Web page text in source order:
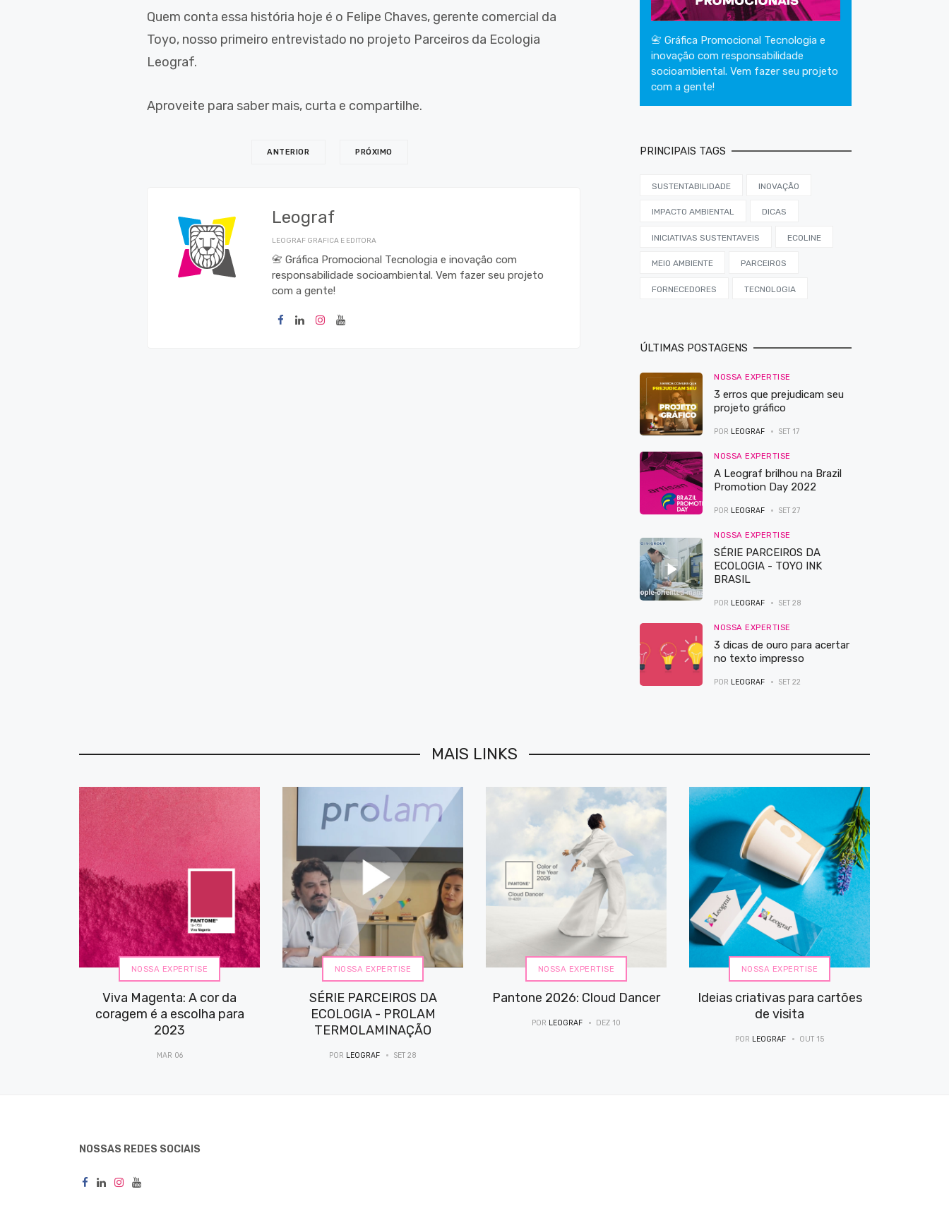
Quem conta essa história hoje é o Felipe Chaves, gerente comercial da
Toyo, nosso primeiro entrevistado no projeto Parceiros da Ecologia
Leograf.
Aproveite para saber mais, curta e compartilhe.
ANTERIOR PRÓXIMO
Leograf
LEOGRAF GRAFICA E EDITORA
📇 Gráfica Promocional Tecnologia e inovação com
responsabilidade socioambiental. Vem fazer seu projeto
com a gente!
📇 Gráfica Promocional Tecnologia e
inovação com responsabilidade
socioambiental. Vem fazer seu projeto
com a gente!
PRINCIPAIS TAGS
SUSTENTABILIDADE INOVAÇÃO
IMPACTO AMBIENTAL DICAS
INICIATIVAS SUSTENTAVEIS ECOLINE
MEIO AMBIENTE PARCEIROS
FORNECEDORES TECNOLOGIA
ÚLTIMAS POSTAGENS
NOSSA EXPERTISE
3 erros que prejudicam seu
projeto gráfico
POR LEOGRAF SET 17
NOSSA EXPERTISE
A Leograf brilhou na Brazil
Promotion Day 2022
POR LEOGRAF SET 27
NOSSA EXPERTISE
SÉRIE PARCEIROS DA
ECOLOGIA - TOYO INK
BRASIL
POR LEOGRAF SET 28
NOSSA EXPERTISE
3 dicas de ouro para acertar
no texto impresso
POR LEOGRAF SET 22
MAIS LINKS
NOSSA EXPERTISE
Viva Magenta: A cor da
coragem é a escolha para
2023
MAR 06
NOSSA EXPERTISE
SÉRIE PARCEIROS DA
ECOLOGIA - PROLAM
TERMOLAMINAÇÃO
POR LEOGRAF SET 28
NOSSA EXPERTISE
Pantone 2026: Cloud Dancer
POR LEOGRAF DEZ 10
NOSSA EXPERTISE
Ideias criativas para cartões
de visita
POR LEOGRAF OUT 15
NOSSAS REDES SOCIAIS